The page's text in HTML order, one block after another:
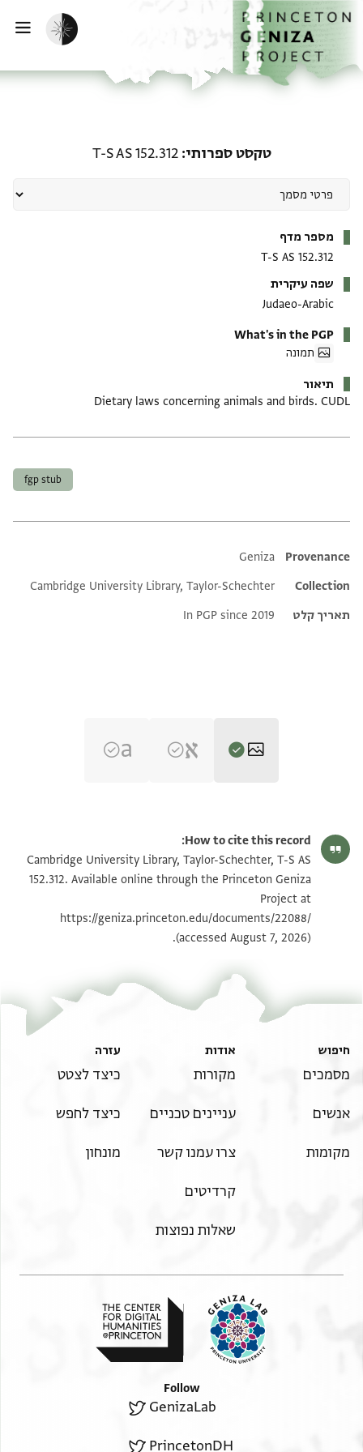
לתוכןהבית
הפעלת מצב כהה
טקסט ספרותי T-S AS 152.312
מספר מדף
T-S AS 152.312
שפה עיקרית
Judaeo-Arabic
What's in the PGP
תמונה
תיאור
Dietary laws concerning animals and birds. CUDL
fgp stub
Additional metadata
Provenance
Geniza
Collection
Cambridge University Library, Taylor-Schechter
תאריך קלט
In PGP since 2019
T-S AS 152.312 1v הגדל וסובב
תנאי היתר שימוש בתצלום
How to cite this record:
Cambridge University Library, Taylor-Schechter, T-S AS
152.312. Available online through the Princeton Geniza
Project at
https://geniza.princeton.edu/documents/22088/
(accessed August 7, 2026).
חיפוש
מסמכים
אנשים
מקומות
אודות
מקורות
עניינים טכניים
צרו עמנו קשר
קרדיטים
שאלות נפוצות
עזרה
כיצד לצטט
כיצד לחפש
מונחון
Follow
GenizaLab
PrincetonDH